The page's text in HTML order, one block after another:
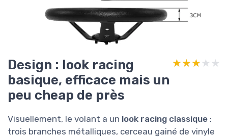
Design : look racing
basique, efficace mais un
peu cheap de près
★★★★★
★★★★★
Visuellement, le volant a un look racing classique :
trois branches métalliques, cerceau gainé de vinyle